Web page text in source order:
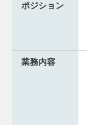
ポジション
業務内容